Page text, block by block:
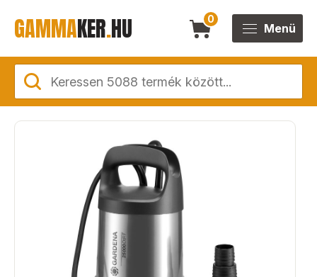
GAMMAKER.HU 0
Menü